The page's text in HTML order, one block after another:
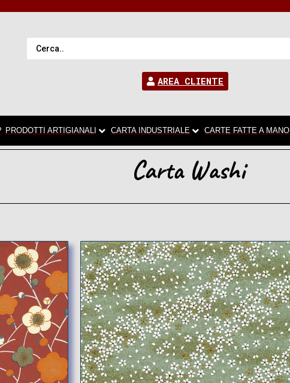
AREA CLIENTE
PRODOTTI ARTIGIANALI CARTA INDUSTRIALE CARTE FATTE A MANO
Carta Washi